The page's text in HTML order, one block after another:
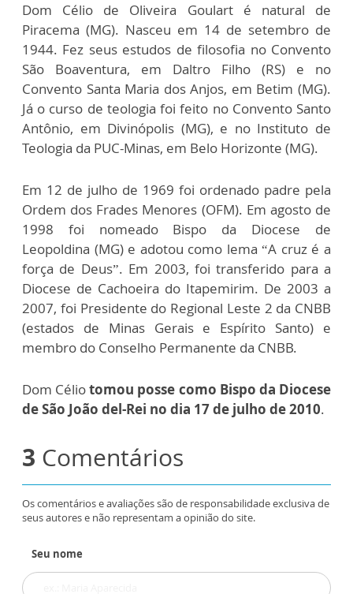
Dom Célio de Oliveira Goulart é natural de
Piracema (MG). Nasceu em 14 de setembro de
1944. Fez seus estudos de filosofia no Convento
São Boaventura, em Daltro Filho (RS) e no
Convento Santa Maria dos Anjos, em Betim (MG).
Já o curso de teologia foi feito no Convento Santo
Antônio, em Divinópolis (MG), e no Instituto de
Teologia da PUC-Minas, em Belo Horizonte (MG).
Em 12 de julho de 1969 foi ordenado padre pela
Ordem dos Frades Menores (OFM). Em agosto de
1998 foi nomeado Bispo da Diocese de
Leopoldina (MG) e adotou como lema “A cruz é a
força de Deus”. Em 2003, foi transferido para a
Diocese de Cachoeira do Itapemirim. De 2003 a
2007, foi Presidente do Regional Leste 2 da CNBB
(estados de Minas Gerais e Espírito Santo) e
membro do Conselho Permanente da CNBB.
Dom Céliotomou posse como Bispo da Diocese
de São João del-Rei no dia 17 de julho de 2010.
3 Comentários
Os comentários e avaliações são de responsabilidade exclusiva de
seus autores e não representam a opinião do site.
Seu nome